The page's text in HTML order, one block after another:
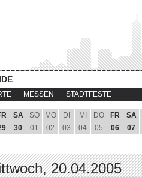
MESSEN STADTFESTE
SA
30
SO
01
MO
02
DI
03
MI
04
DO
05
FR
06
SA
07
20.04.2005